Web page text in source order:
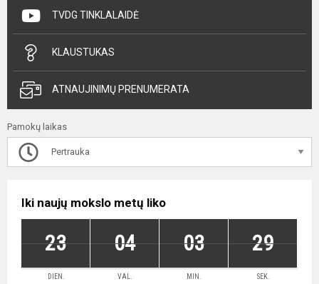
TVDG TINKLALAIDĖ
KLAUSTUKAS
ATNAUJINIMŲ PRENUMERATA
Pamokų laikas
Pertrauka
Iki naujų mokslo metų liko
23 04 03 28
DIEN. VAL. MIN. SEK.